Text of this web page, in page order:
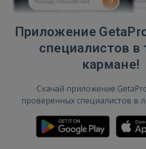
Приложение
специалистов в
кармане!
Скачай приложение
проверенных специалистов в